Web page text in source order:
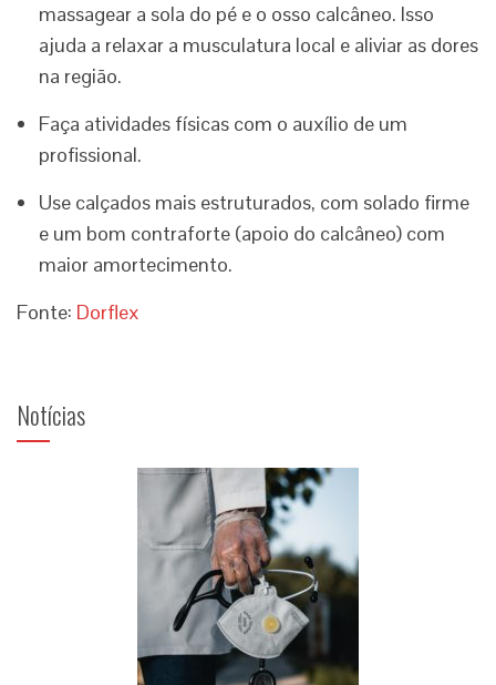
massagear a sola do pé e o osso calcâneo. Isso
ajuda a relaxar a musculatura local e aliviar as dores
na região.
Faça atividades físicas com o auxílio de um
profissional.
Use calçados mais estruturados, com solado firme
e um bom contraforte (apoio do calcâneo) com
maior amortecimento.
Fonte: Dorflex
Notícias